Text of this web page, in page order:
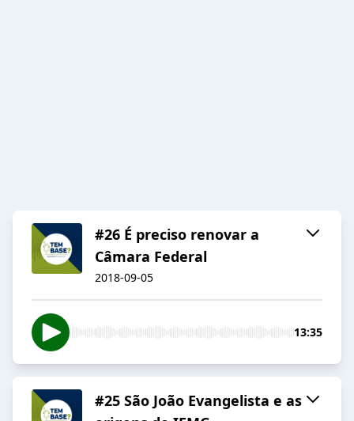
#26 É preciso renovar a
Câmara Federal
2018-09-05
13:35
#25 São João Evangelista e as